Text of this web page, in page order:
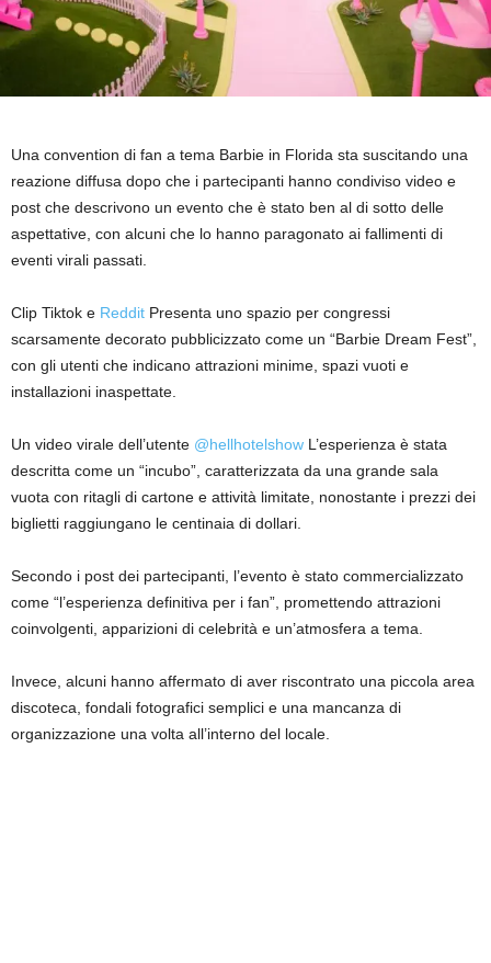
Una convention di fan a tema Barbie in Florida sta suscitando una
reazione diffusa dopo che i partecipanti hanno condiviso video e
post che descrivono un evento che è stato ben al di sotto delle
aspettative, con alcuni che lo hanno paragonato ai fallimenti di
eventi virali passati.
Clip Tiktok e Reddit Presenta uno spazio per congressi
scarsamente decorato pubblicizzato come un “Barbie Dream Fest”,
con gli utenti che indicano attrazioni minime, spazi vuoti e
installazioni inaspettate.
Un video virale dell’utente @hellhotelshow L’esperienza è stata
descritta come un “incubo”, caratterizzata da una grande sala
vuota con ritagli di cartone e attività limitate, nonostante i prezzi dei
biglietti raggiungano le centinaia di dollari.
Secondo i post dei partecipanti, l’evento è stato commercializzato
come “l’esperienza definitiva per i fan”, promettendo attrazioni
coinvolgenti, apparizioni di celebrità e un’atmosfera a tema.
Invece, alcuni hanno affermato di aver riscontrato una piccola area
discoteca, fondali fotografici semplici e una mancanza di
organizzazione una volta all’interno del locale.